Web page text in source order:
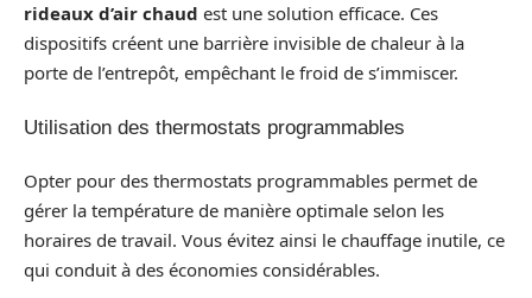
rideaux d’air chaud est une solution efficace. Ces
dispositifs créent une barrière invisible de chaleur à la
porte de l’entrepôt, empêchant le froid de s’immiscer.
Utilisation des thermostats programmables
Opter pour des thermostats programmables permet de
gérer la température de manière optimale selon les
horaires de travail. Vous évitez ainsi le chauffage inutile, ce
qui conduit à des économies considérables.